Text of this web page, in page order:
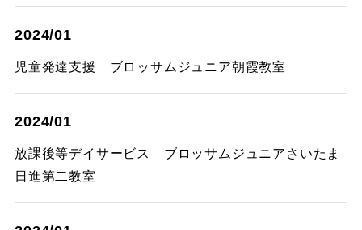
2024/01
児童発達支援 ブロッサムジュニア朝霞教室
2024/01
放課後等デイサービス ブロッサムジュニアさいたま
日進第二教室